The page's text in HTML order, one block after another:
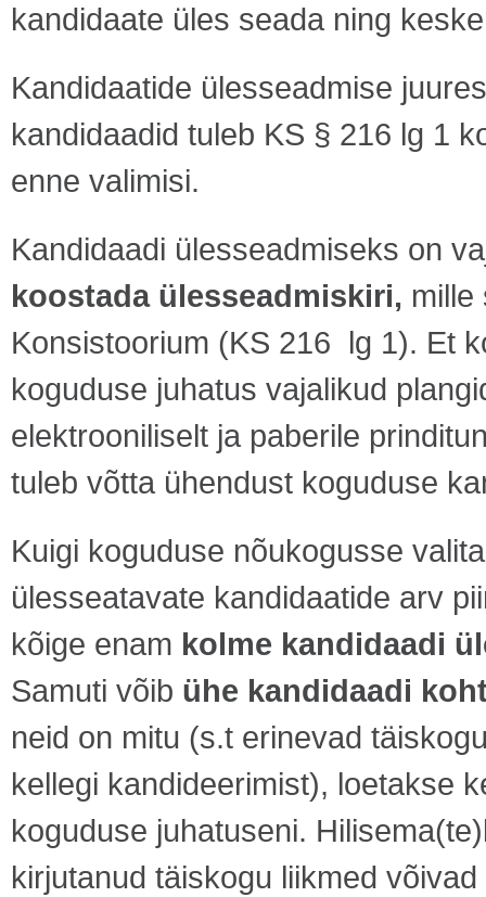
kandidaate üles seada ning
Kandidaatide ülesseadmise
kandidaadid tuleb KS § 216 lg 1
enne valimisi.
Kandidaadi ülesseadmiseks on
koostada ülesseadmiskiri, mille
Konsistoorium (KS 216 lg 1). Et
koguduse juhatus vajalikud
elektrooniliselt ja paberile
tuleb võtta ühendust koguduse
Kuigi koguduse nõukogusse
ülesseatavate kandidaatide arv
kõige enam kolme kandidaadi
Samuti võib ühe kandidaadi
neid on mitu (s.t erinevad
kellegi kandideerimist), loetakse
koguduse juhatuseni.
kirjutanud täiskogu liikmed